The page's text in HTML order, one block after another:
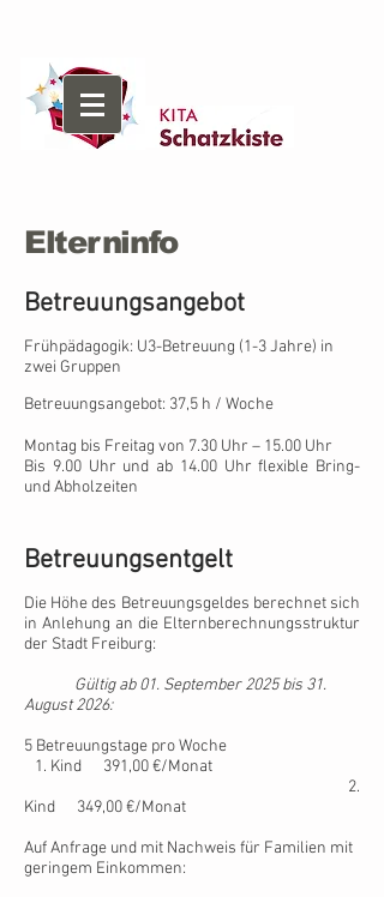
Elterninfo
Betreuungsangebot
Frühpädagogik: U3-Betreuung (1-3 Jahre) in
zwei Gruppen
Betreuungsangebot: 37,5 h / Woche
Montag bis Freitag von 7.30 Uhr – 15.00 Uhr
Bis 9.00 Uhr und ab 14.00 Uhr flexible Bring-
und Abholzeiten
Betreuungsentgelt
Die Höhe des Betreuungsgeldes berechnet sich
in Anlehung an die Elternberechnungsstruktur
der Stadt Freiburg:
Gültig ab 01. September 2025 bis 31.
August 2026:
5 Betreuungstage pro Woche
1. Kind 391,00 €/Monat
2.
Kind 349,00 €/Monat
Auf Anfrage und mit Nachweis für Familien mit
geringem Einkommen: